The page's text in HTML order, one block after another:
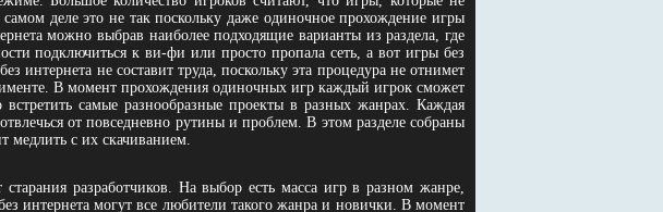
деле это не так поскольку даже одиночное прохождение игры
можно выбрав наиболее подходящие варианты из раздела, где
подключиться к ви-фи или просто пропала сеть, а вот игры без
интернета не составит труда, поскольку эта процедура не отнимет
В момент прохождения одиночных игр каждый игрок сможет
самые разнообразные проекты в разных жанрах. Каждая
от повседневно рутины и проблем. В этом разделе собраны
медлить с их скачиванием.
разработчиков. На выбор есть масса игр в разном жанре,
интернета могут все любители такого жанра и новички. В момент